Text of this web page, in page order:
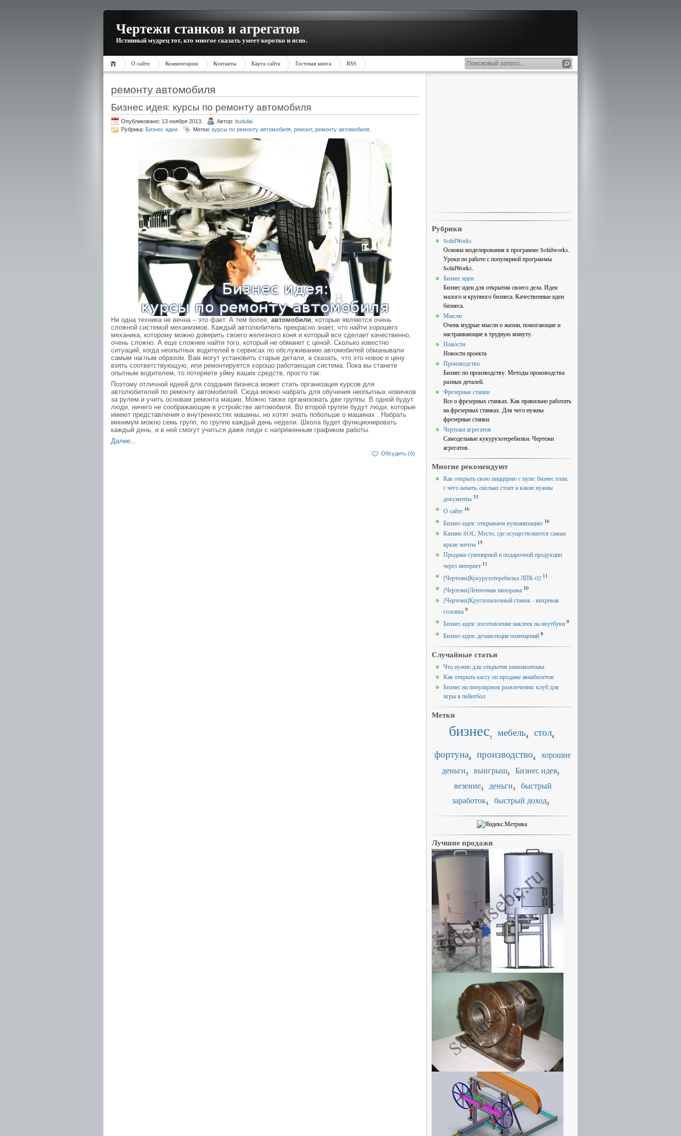
Чертежи станков и агрегатов
Истинный мудрец тот, кто многое сказать умеет коротко и ясно.
О сайте Комментарии Контакты Карта сайта Гостевая книга RSS
ремонту автомобиля
Бизнес идея: курсы по ремонту автомобиля
Опубликовано: 13 ноября 2013. Автор: budulai
Рубрика: Бизнес идеи Метки: курсы по ремонту автомобиля ремонт, ремонту автомобиля
Ни одна техника не вечна – это факт. А тем более, автомобили, которые являются очень
сложной системой механизмов. Каждый автолюбитель прекрасно знает, что найти хорошего
механика, которому можно доверить своего железного коня и который все сделает качественно,
очень сложно. А еще сложнее найти того, который не обманет с ценой. Сколько известно
ситуаций, когда неопытных водителей в сервисах по обслуживанию автомобилей обманывали
самым наглым образом. Вам могут установить старые детали, а сказать, что это новое и цену
взять соответствующую, или ремонтируется хорошо работающая система. Пока вы станете
опытным водителем, то потеряете уйму ваших средств, просто так.
Поэтому отличной идеей для создания бизнеса может стать организация курсов для
автолюбителей по ремонту автомобилей. Сюда можно набрать для обучения неопытных новичков
за рулем и учить основам ремонта машин. Можно также организовать две группы. В одной будут
люди, ничего не соображающие в устройстве автомобиля. Во второй группе будут люди, которые
имеют представления о внутренностях машины, но хотят знать побольше о машинах . Набрать
минимум можно семь групп, по группе каждый день недели. Школа будет функционировать
каждый день, и в ней смогут учиться даже люди с напряженным графиком работы.
Далее...
Обсудить (0)
Рубрики
SolidWorks
Основы моделирования в программе Solidworks.
Уроки по работе с популярной программы
SolidWorks.
Бизнес идеи
Бизнес идеи для открытия своего дела. Идеи
малого и крупного бизнеса. Качественные идеи
бизнеса.
Мысли
Очень мудрые мысли о жизни, помогающие и
настраивающие в трудную минуту.
Новости
Новости проекта
Производство
Бизнес по производству. Методы производства
разных деталей.
Фрезерные станки
Все о фрезерных станках. Как правильно работать
на фрезерных станках. Для чего нужны
фрезерные станки.
Чертежи агрегатов
Самодельные кукурузотеребилки. Чертежи
агрегатов.
Многие рекомендуют
Как открыть свою пиццерию с нуля: бизнес план,
с чего начать, сколько стоит и какие нужны
документы 33
О сайте 16
Бизнес-идея: открываем вулканизацию 16
Казино SOL: Место, где осуществляются самые
яркие мечты 15
Продажа сувенирной и подарочной продукции
через интернет 11
[Чертежи]Кукурузотеребилка ЛПК-02 11
[Чертежи]Ленточная пилорама 10
[Чертежи]Круглопалочный станок - вихревая
головка 9
Бизнес-идея: изготовление наклеек на ноутбуки 9
Бизнес-идея: дезинсекция помещений 8
Случайные статьи
Что нужно для открытия шиномонтажа
Как открыть кассу по продаже авиабилетов
Бизнес на популярном развлечении: клуб для
игры в пейнтбол
Метки
бизнес7 мебель4 стол4
фортуна4 производство4
хорошие
деньги3 выигрыш3 Бизнес идея3
везение3 деньги3
быстрый
заработок3 быстрый доход3
Лучшие продажи